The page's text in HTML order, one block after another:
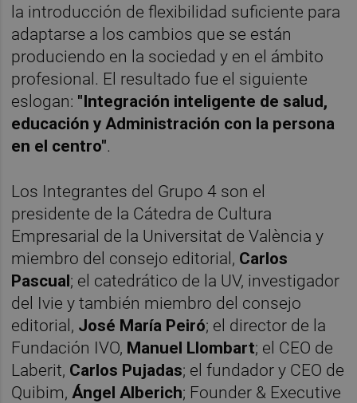
la introducción de flexibilidad suficiente para
adaptarse a los cambios que se están
produciendo en la sociedad y en el ámbito
profesional. El resultado fue el siguiente
eslogan: "Integración inteligente de salud,
educación y Administración con la persona
en el centro".
Los Integrantes del Grupo 4 son el
presidente de la Cátedra de Cultura
Empresarial de la Universitat de València y
miembro del consejo editorial, Carlos
Pascual; el catedrático de la UV, investigador
del Ivie y también miembro del consejo
editorial, José María Peiró; el director de la
Fundación IVO, Manuel Llombart; el CEO de
Laberit, Carlos Pujadas; el fundador y CEO de
Quibim,Ángel Alberich; Founder & Executive